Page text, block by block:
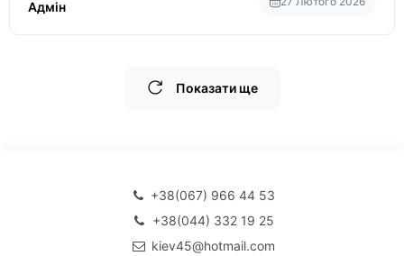
Адмін
Показати ще
+38(067) 966 44 53
+38(044) 332 19 25
kiev45@hotmail.com